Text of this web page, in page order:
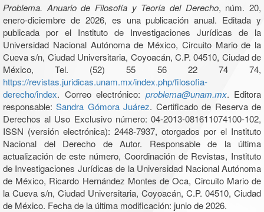
Problema. Anuario de Filosofía y Teoría del Derecho, núm. 20,
enero-diciembre de 2026, es una publicación anual. Editada y
publicada por el Instituto de Investigaciones Jurídicas de la
Universidad Nacional Autónoma de México, Circuito Mario de la
Cueva s/n, Ciudad Universitaria, Coyoacán, C.P. 04510, Ciudad de
México, Tel. (52) 55 56 22 74 74,
https://revistas.juridicas.unam.mx/index.php/filosofia-
derecho/index. Correo electrónico: problema@unam.mx. Editora
responsable:Sandra Gómora Juárez. Certificado de Reserva de
Derechos al Uso Exclusivo número: 04-2013-081611074100-102,
ISSN (versión electrónica): 2448-7937, otorgados por el Instituto
Nacional del Derecho de Autor. Responsable de la última
actualización de este número, Coordinación de Revistas, Instituto
de Investigaciones Jurídicas de la Universidad Nacional Autónoma
de México, Ricardo Hernández Montes de Oca, Circuito Mario de
la Cueva s/n, Ciudad Universitaria, Coyoacán, C.P. 04510, Ciudad
de México. Fecha de la última modificación: junio de 2026.